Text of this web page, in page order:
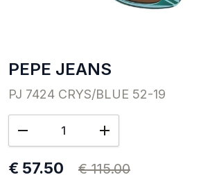
PEPE JEANS
PJ 7424 CRYS/BLUE 52-19
€ 57.50 € 115.00